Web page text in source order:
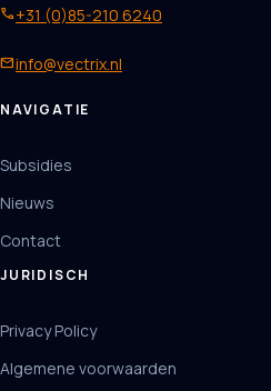
phone+31 (0)85-210 6240
mailinfo@vectrix.nl
NAVIGATIE
Subsidies
Nieuws
Contact
JURIDISCH
Privacy Policy
Algemene voorwaarden